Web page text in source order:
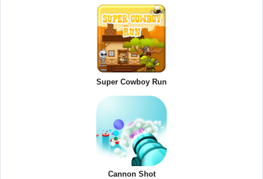
Super Cowboy Run
Cannon Shot